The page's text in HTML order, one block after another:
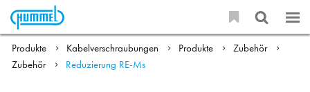
Produkte Kabelverschraubungen Produkte
Zubehör
Zubehör
Reduzierung RE-Ms